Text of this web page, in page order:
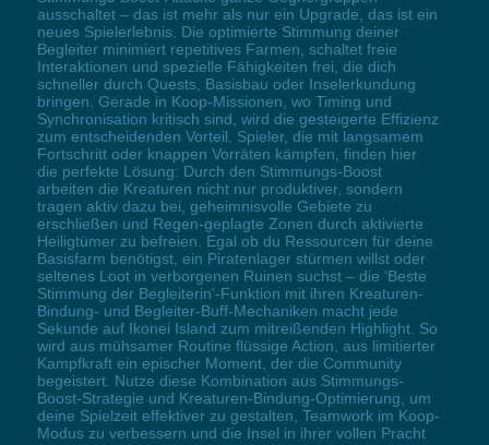
ausschaltet – das ist mehr als nur ein Upgrade, das ist ein
neues Spielerlebnis. Die optimierte Stimmung deiner
Begleiter minimiert repetitives Farmen, schaltet freie
Interaktionen und spezielle Fähigkeiten frei, die dich
schneller durch Quests, Basisbau oder Inselerkundung
bringen. Gerade in Koop-Missionen, wo Timing und
Synchronisation kritisch sind, wird die gesteigerte Effizienz
zum entscheidenden Vorteil. Spieler, die mit langsamem
Fortschritt oder knappen Vorräten kämpfen, finden hier
die perfekte Lösung: Durch den Stimmungs-Boost
arbeiten die Kreaturen nicht nur produktiver, sondern
tragen aktiv dazu bei, geheimnisvolle Gebiete zu
erschließen und Regen-geplagte Zonen durch aktivierte
Heiligtümer zu befreien. Egal ob du Ressourcen für deine
Basisfarm benötigst, ein Piratenlager stürmen willst oder
seltenes Loot in verborgenen Ruinen suchst – die 'Beste
Stimmung der Begleiterin'-Funktion mit ihren Kreaturen-
Bindung- und Begleiter-Buff-Mechaniken macht jede
Sekunde auf Ikonei Island zum mitreißenden Highlight. So
wird aus mühsamer Routine flüssige Action, aus limitierter
Kampfkraft ein epischer Moment, der die Community
begeistert. Nutze diese Kombination aus Stimmungs-
Boost-Strategie und Kreaturen-Bindung-Optimierung, um
deine Spielzeit effektiver zu gestalten, Teamwork im Koop-
Modus zu verbessern und die Insel in ihrer vollen Pracht